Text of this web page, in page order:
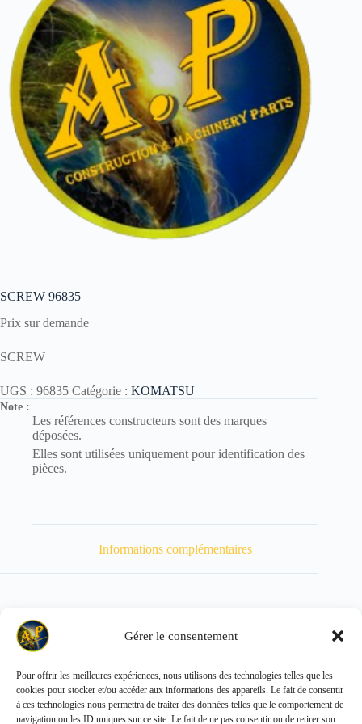
Gérer le consentement
Pour offrir les meilleures expériences, nous utilisons des technologies telles que les
cookies pour stocker et/ou accéder aux informations des appareils. Le fait de consentir
à ces technologies nous permettra de traiter des données telles que le comportement de
navigation ou les ID uniques sur ce site. Le fait de ne pas consentir ou de retirer son
SCREW 96835
Prix sur demande
SCREW
UGS : 96835 Catégorie : KOMATSU
Note :
Les références constructeurs sont des marques
déposées.
Elles sont utilisées uniquement pour identification des
pièces.
Informations complémentaires
Poids 64 kg
Copyright © 2026 - ALL PARTS FRANCE SAS